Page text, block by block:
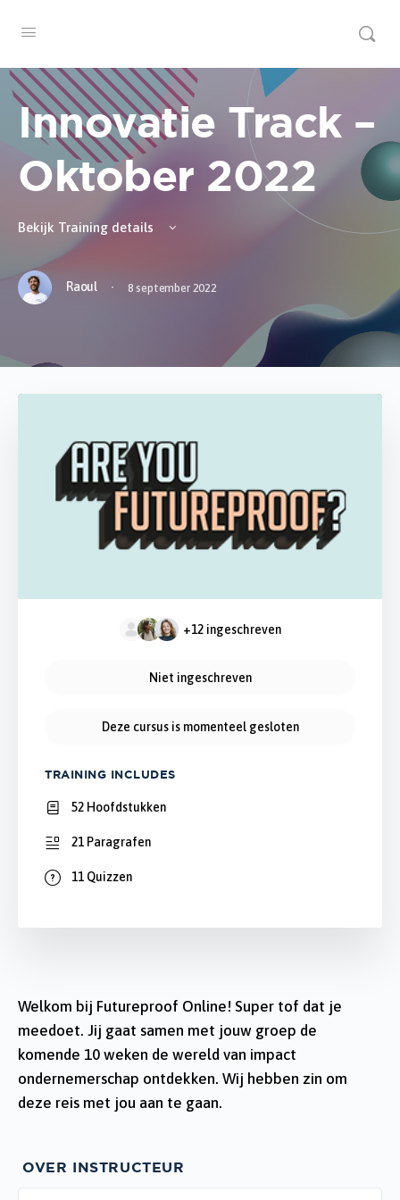
Innovatie Track –
Oktober 2022
Bekijk Training details
Raoul · 8 september 2022
Welkom bij Futureproof Online! Super tof dat je
meedoet. Jij gaat samen met jouw groep de
komende 10 weken de wereld van impact
ondernemerschap ontdekken. Wij hebben zin om
deze reis met jou aan te gaan.
OVER INSTRUCTEUR
+12 ingeschreven
Niet ingeschreven
Deze cursus is momenteel gesloten
TRAINING INCLUDES
52 Hoofdstukken
21 Paragrafen
11 Quizzen